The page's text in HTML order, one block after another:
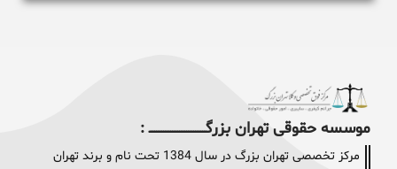
موسسه حقوقی تهران بزرگــــــــــــــــــــــــــــــــ :
مرکز تخصصی تهران بزرگ در سال 1384 تحت نام و برند تهران